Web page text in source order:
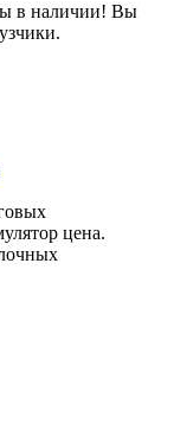
в наличии! Вы
цена.